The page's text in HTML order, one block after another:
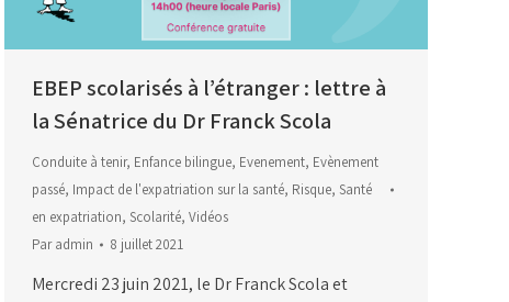
EBEP scolarisés à l’étranger : lettre à
la Sénatrice du Dr Franck Scola
Conduite à tenir, Enfance bilingue, Evenement, Evènement
passé, Impact de l'expatriation sur la santé, Risque, Santé
en expatriation, Scolarité, Vidéos
Paradmin 8 juillet 2021
Mercredi 23 juin 2021, le Dr Franck Scola et